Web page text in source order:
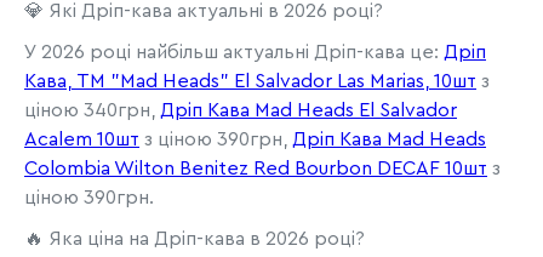
💎 Які Дріп-кава актуальні в 2026 році?
У 2026 році найбільш актуальні Дріп-кава це: Дріп
Кава, ТМ "Mad Heads" El Salvador Las Marias, 10шт з
ціною 340грн, Дріп Кава Mad Heads El Salvador
Acalem 10шт з ціною 390грн, Дріп Кава Mad Heads
Colombia Wilton Benitez Red Bourbon DECAF 10шт з
ціною 390грн.
🔥 Яка ціна на Дріп-кава в 2026 році?